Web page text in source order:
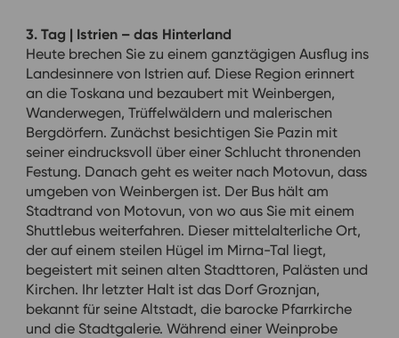
3. Tag | Istrien – das Hinterland
Heute brechen Sie zu einem ganztägigen Ausflug ins
Landesinnere von Istrien auf. Diese Region erinnert
an die Toskana und bezaubert mit Weinbergen,
Wanderwegen, Trüffelwäldern und malerischen
Bergdörfern. Zunächst besichtigen Sie Pazin mit
seiner eindrucksvoll über einer Schlucht thronenden
Festung. Danach geht es weiter nach Motovun, dass
umgeben von Weinbergen ist. Der Bus hält am
Stadtrand von Motovun, von wo aus Sie mit einem
Shuttlebus weiterfahren. Dieser mittelalterliche Ort,
der auf einem steilen Hügel im Mirna-Tal liegt,
begeistert mit seinen alten Stadttoren, Palästen und
Kirchen. Ihr letzter Halt ist das Dorf Groznjan,
bekannt für seine Altstadt, die barocke Pfarrkirche
und die Stadtgalerie. Während einer Weinprobe